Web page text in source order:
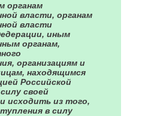
органам
власти, органам
власти
иным
органам,
организациям и
находящимся
Российской
своей
исходить из того,
в силу